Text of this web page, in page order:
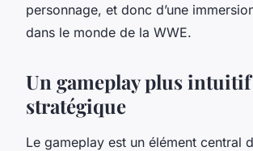
personnage, et donc d’une
dans le monde de la WWE.
Un gameplay plus
stratégique
Le gameplay est un élément central